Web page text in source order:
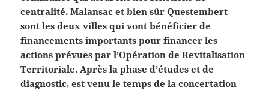
centralité. Malansac et bien sûr Questembert
sont les deux villes qui vont bénéficier de
financements importants pour financer les
actions prévues par l’Opération de Revitalisation
Territoriale. Après la phase d’études et de
diagnostic, est venu le temps de la concertation